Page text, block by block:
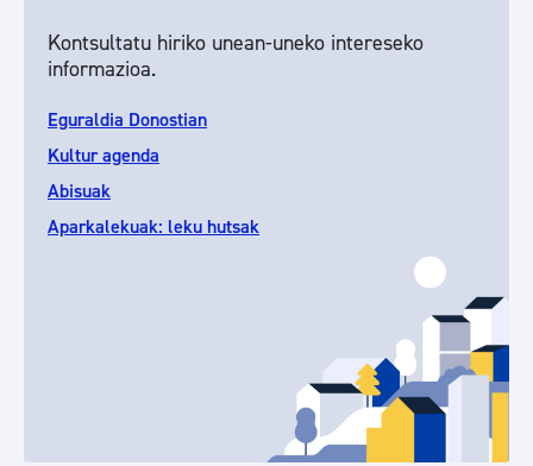
Kontsultatu hiriko unean-uneko intereseko
informazioa.
Eguraldia Donostian
Kultur agenda
Abisuak
Aparkalekuak: leku hutsak